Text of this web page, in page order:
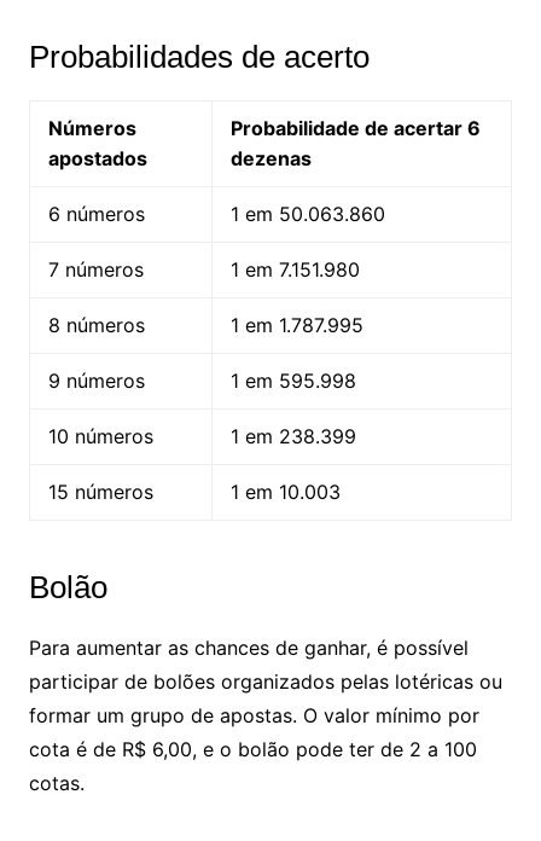
Probabilidades de acerto
Números
apostados
Probabilidade de acertar 6
dezenas
6 números 1 em 50.063.860
7 números 1 em 7.151.980
8 números 1 em 1.787.995
9 números 1 em 595.998
10 números 1 em 238.399
15 números 1 em 10.003
Bolão
Para aumentar as chances de ganhar, é possível
participar de bolões organizados pelas lotéricas ou
formar um grupo de apostas. O valor mínimo por
cota é de R$ 6,00, e o bolão pode ter de 2 a 100
cotas.